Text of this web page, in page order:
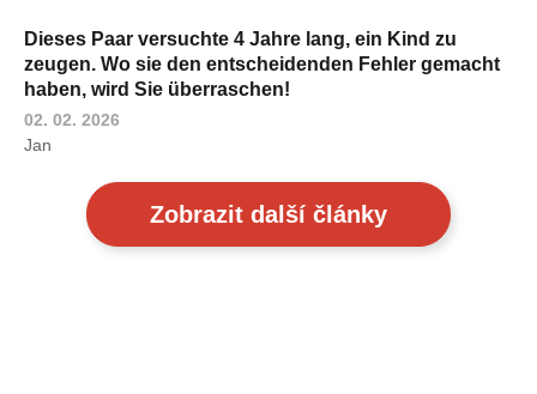
Dieses Paar versuchte 4 Jahre lang, ein Kind zu
zeugen. Wo sie den entscheidenden Fehler gemacht
haben, wird Sie überraschen!
02. 02. 2026
Jan
Zobrazit další články